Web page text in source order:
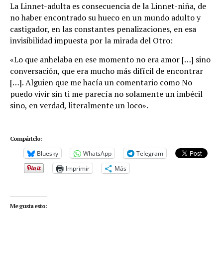
La Linnet-adulta es consecuencia de la Linnet-niña, de
no haber encontrado su hueco en un mundo adulto y
castigador, en las constantes penalizaciones, en esa
invisibilidad impuesta por la mirada del Otro:
«Lo que anhelaba en ese momento no era amor […] sino
conversación, que era mucho más difícil de encontrar
[…]. Alguien que me hacía un comentario como No
puedo vivir sin ti me parecía no solamente un imbécil
sino, en verdad, literalmente un loco».
Compártelo:
Bluesky WhatsApp
Telegram
Imprimir
Más
Me gusta esto: